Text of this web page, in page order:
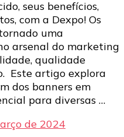
seus benefícios,
com a Dexpo! Os
uma
arsenal do marketing
qualidade
Este artigo explora
dos banners em
para diversas …
de 2024